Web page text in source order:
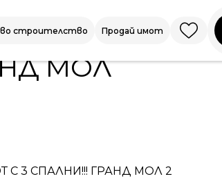
строителство Продай имот
МОЛ